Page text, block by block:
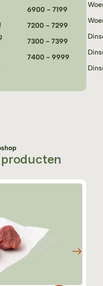
6900 - 7199
7200 - 7299
7300 - 7399
7400 - 9999